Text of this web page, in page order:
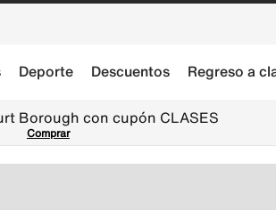
Deporte Descuentos Regreso a
Borough con cupón CLASES
Comprar